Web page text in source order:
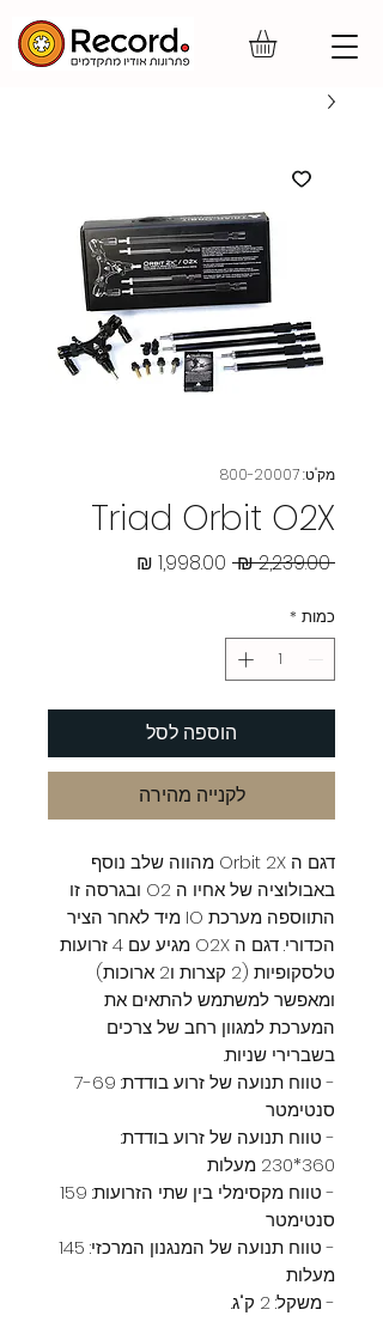
מק"ט: 800-20007
Triad Orbit O2X
‏2,239.00 ‏₪
מחיר
כמות *
הוספה לסל
לקנייה מהירה
דגם ה Orbit 2X מהווה שלב נוסף
באבולוציה של אחיו ה O2 ובגרסה זו
התווספה מערכת IO מיד לאחר הציר
הכדורי. דגם ה O2X מגיע עם 4 זרועות
טלסקופיות (2 קצרות ו2 ארוכות)
ומאפשר למשתמש להתאים את
המערכת למגוון רחב של צרכים
בשברירי שניות.
- טווח תנועה של זרוע בודדת: 7-69
סנטימטר
- טווח תנועה של זרוע בודדת:
360*230 מעלות
- טווח מקסימלי בין שתי הזרועות: 159
סנטימטר
- טווח תנועה של המנגנון המרכזי: 145
מעלות
- משקל: 2 ק"ג.